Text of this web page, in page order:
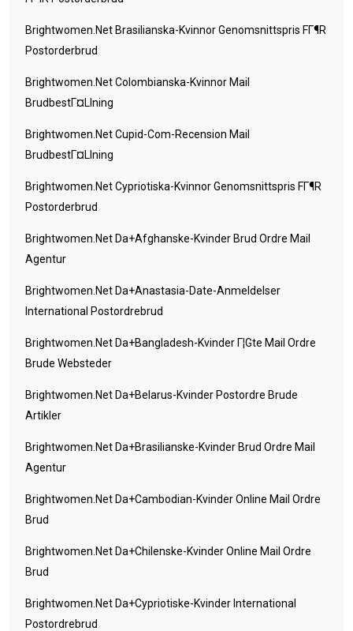
Brightwomen.net Brasilianska-Kvinnor Genomsnittspris FГ¶r
Postorderbrud
Brightwomen.net Colombianska-Kvinnor Mail
BrudbestГ¤llning
Brightwomen.net Cupid-Com-Recension Mail
BrudbestГ¤llning
Brightwomen.net Cypriotiska-Kvinnor Genomsnittspris FГ¶r
Postorderbrud
Brightwomen.net Da+afghanske-Kvinder Brud Ordre Mail
Agentur
Brightwomen.net Da+anastasia-Date-Anmeldelser
International Postordrebrud
Brightwomen.net Da+bangladesh-Kvinder Г¦gte Mail Ordre
Brude Websteder
Brightwomen.net Da+belarus-Kvinder Postordre Brude
Artikler
Brightwomen.net Da+brasilianske-Kvinder Brud Ordre Mail
Agentur
Brightwomen.net Da+cambodian-Kvinder Online Mail Ordre
Brud
Brightwomen.net Da+chilenske-Kvinder Online Mail Ordre
Brud
Brightwomen.net Da+cypriotiske-Kvinder International
Postordrebrud